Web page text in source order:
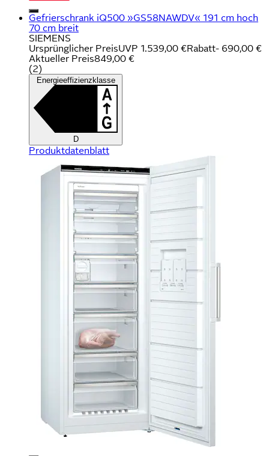
Gefrierschrank iQ500 »GS58NAWDV« 191 cm hoch
70 cm breit
SIEMENS
Ursprünglicher PreisUVP 1.539,00 €Rabatt- 690,00 €
Aktueller Preis849,00 €
(2)
Energieeffizienzklasse
D
Produktdatenblatt